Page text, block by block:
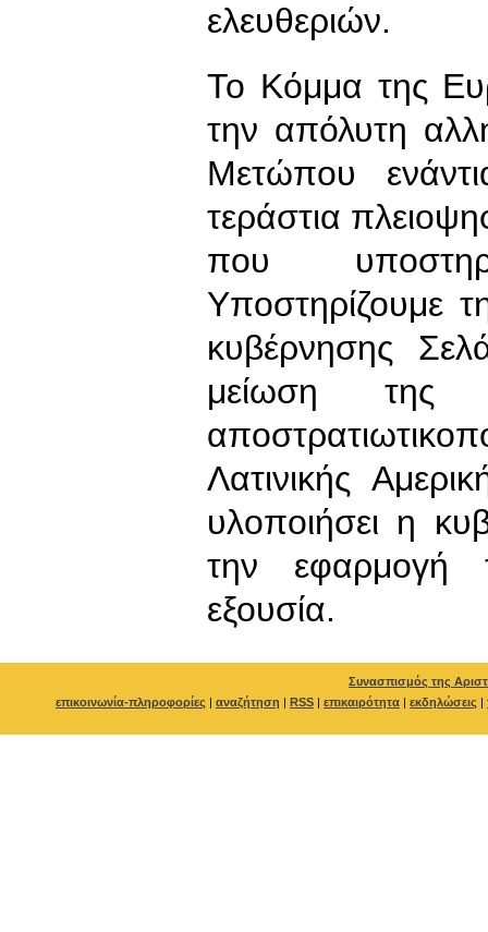
ελευθεριών.
Το Κόμμα της
την απόλυτη
Μετώπου
τεράστια
που
Υποστηρίζουμε
κυβέρνησης
μείωση της
Λατινικής
υλοποιήσει η
την εφαρμογή
εξουσία.
Συνασπισμός της
επικοινωνία-πληροφορίες | αναζήτηση | RSS | επικαιρότητα | εκδηλώσεις |